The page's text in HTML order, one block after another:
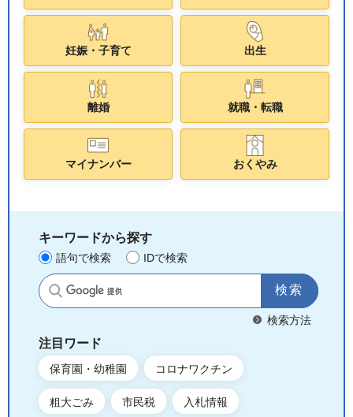
妊娠・子育て 出生
離婚 就職・転職
マイナンバー おくやみ
キーワードから探す
語句で検索 IDで検索
サイト内検索
検索方法
注目ワード
保育園・幼稚園 コロナワクチン
粗大ごみ 市民税 入札情報